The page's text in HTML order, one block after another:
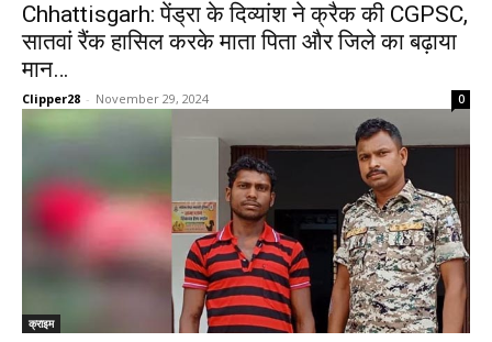
Chhattisgarh: पेंड्रा के दिव्यांश ने क्रैक की CGPSC,
सातवां रैंक हासिल करके माता पिता और जिले का बढ़ाया
मान…
Clipper28 - November 29, 2024 0
क्राइम